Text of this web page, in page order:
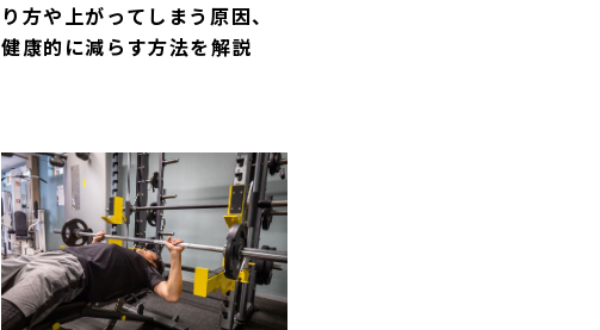
り方や上がってしまう原因、
健康的に減らす方法を解説